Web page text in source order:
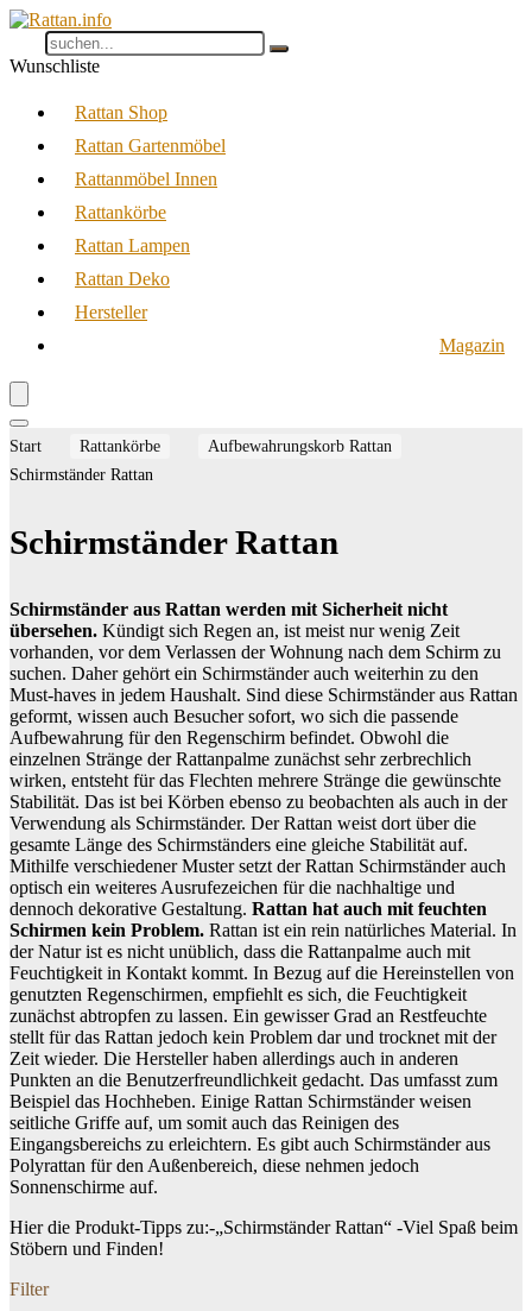
Wunschliste
Rattan Shop
Rattan Gartenmöbel
Rattanmöbel Innen
Rattankörbe
Rattan Lampen
Rattan Deko
Hersteller
Magazin
Start Rattankörbe
Aufbewahrungskorb Rattan
Schirmständer Rattan
Schirmständer Rattan
Schirmständer aus Rattan werden mit Sicherheit nicht
übersehen. Kündigt sich Regen an, ist meist nur wenig Zeit
vorhanden, vor dem Verlassen der Wohnung nach dem Schirm zu
suchen. Daher gehört ein Schirmständer auch weiterhin zu den
Must-haves in jedem Haushalt. Sind diese Schirmständer aus Rattan
geformt, wissen auch Besucher sofort, wo sich die passende
Aufbewahrung für den Regenschirm befindet. Obwohl die
einzelnen Stränge der Rattanpalme zunächst sehr zerbrechlich
wirken, entsteht für das Flechten mehrere Stränge die gewünschte
Stabilität. Das ist bei Körben ebenso zu beobachten als auch in der
Verwendung als Schirmständer. Der Rattan weist dort über die
gesamte Länge des Schirmständers eine gleiche Stabilität auf.
Mithilfe verschiedener Muster setzt der Rattan Schirmständer auch
optisch ein weiteres Ausrufezeichen für die nachhaltige und
dennoch dekorative Gestaltung. Rattan hat auch mit feuchten
Schirmen kein Problem. Rattan ist ein rein natürliches Material. In
der Natur ist es nicht unüblich, dass die Rattanpalme auch mit
Feuchtigkeit in Kontakt kommt. In Bezug auf die Hereinstellen von
genutzten Regenschirmen, empfiehlt es sich, die Feuchtigkeit
zunächst abtropfen zu lassen. Ein gewisser Grad an Restfeuchte
stellt für das Rattan jedoch kein Problem dar und trocknet mit der
Zeit wieder. Die Hersteller haben allerdings auch in anderen
Punkten an die Benutzerfreundlichkeit gedacht. Das umfasst zum
Beispiel das Hochheben. Einige Rattan Schirmständer weisen
seitliche Griffe auf, um somit auch das Reinigen des
Eingangsbereichs zu erleichtern. Es gibt auch Schirmständer aus
Polyrattan für den Außenbereich, diese nehmen jedoch
Sonnenschirme auf.
Hier die Produkt-Tipps zu:-„Schirmständer Rattan“ -Viel Spaß beim
Stöbern und Finden!
Filter